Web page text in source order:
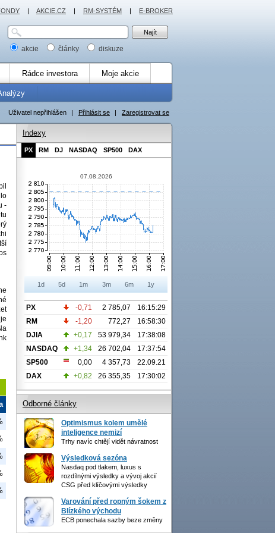
akcie články diskuze
Rádce investora Moje akcie
Uživatel nepřihlášen | Přihlásit se | Zaregistrovat se
-
Indexy
PX RM DJ NASDAQ SP500 DAX
07.08.2026
1d 5d 1m 3m 6m 1y
PX -0,71 2 785,07
16:15:29
RM
-1,20 772,27
16:58:30
DJIA
+0,17 53 979,34
17:38:08
NASDAQ
+1,34 26 702,04
17:37:54
SP500
0,00 4 357,73
22.09.21
DAX
+0,82 26 355,35 17:30:02
Odborné články
Optimismus kolem umělé
inteligence nemizí
Trhy navíc chtějí vidět návratnost
Výsledková sezóna
Nasdaq pod tlakem, luxus s
rozdílnými výsledky a vývoj akcií
CSG před klíčovými výsledky
Varování před ropným šokem z
Blízkého východu
ECB ponechala sazby beze změny
| AKCIE.CZ | RM-SYSTÉM | E-BROKER